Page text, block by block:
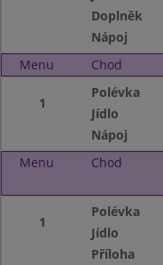
Doplněk
Nápoj
Menu
Chod
1
Polévka
Jídlo
Nápoj
Menu
Chod
1
Polévka
Jídlo
Příloha